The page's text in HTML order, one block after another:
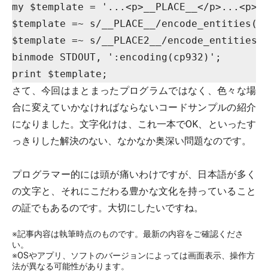
my $template = '...<p>__PLACE__</
$template =~ s/__PLACE__/
$template =~ s/__PLACE2__/encode_entities('フ
binmode STDOUT, ':encoding(cp932)';
print $template;
さて、今回はまとまったプログラムではなく、色々な場
合に変えていかなければならないコードサンプルの紹介
になりました。文字化けは、これ一本でOK、といったす
っきりした解決のない、なかなか奥深い問題なのです。
プログラマー的には頭が痛いわけですが、日本語が多く
の文字と、それにこだわる豊かな文化を持っていること
の証でもあるのです。大切にしたいですね。
※記事内容は執筆時点のものです。最新の内容をご確認くださ
い。
※OSやアプリ、ソフトのバージョンによっては画面表示、操作方
法が異なる可能性があります。